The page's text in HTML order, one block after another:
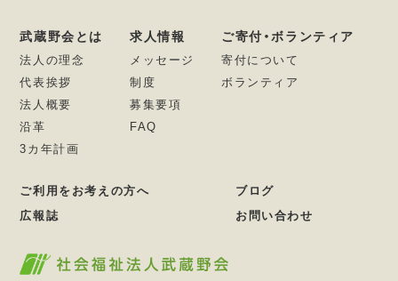
武蔵野会とは
法人の理念
代表挨拶
法人概要
沿革
3カ年計画
求人情報
メッセージ
制度
募集要項
FAQ
ご寄付・ボランティア
寄付について
ボランティア
ご利用をお考えの方へ
ブログ
広報誌
お問い合わせ